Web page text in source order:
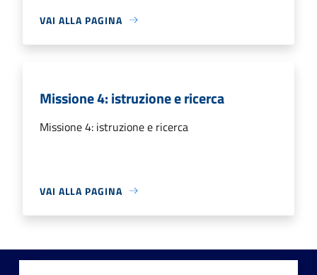
VAI ALLA PAGINA
Missione 4: istruzione e ricerca
Missione 4: istruzione e ricerca
VAI ALLA PAGINA